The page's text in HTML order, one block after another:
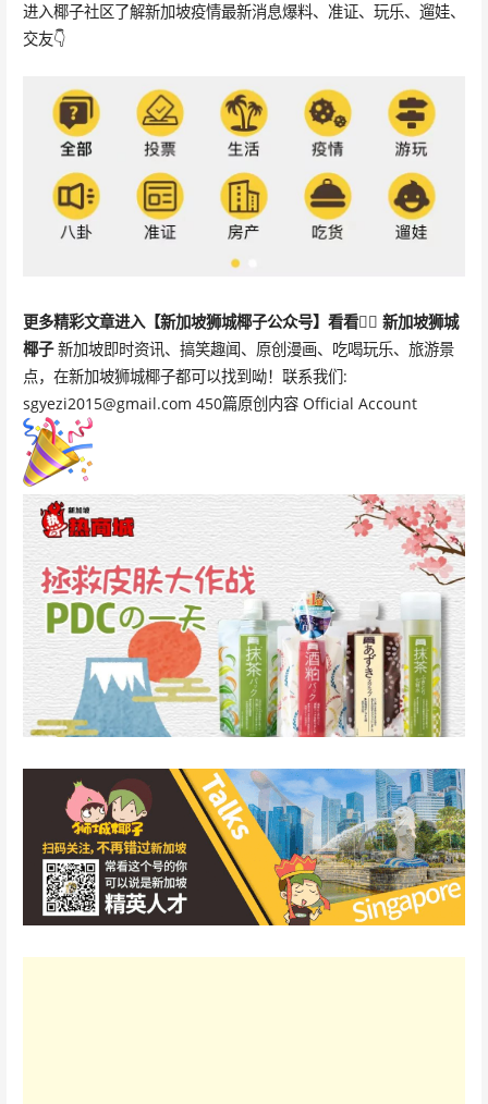
进入椰子社区了解新加坡疫情最新消息爆料、准证、玩乐、遛娃、
交友👇
更多精彩文章进入【新加坡狮城椰子公众号】看看👇🏻 新加坡狮城
椰子新加坡即时资讯、搞笑趣闻、原创漫画、吃喝玩乐、旅游景
点，在新加坡狮城椰子都可以找到呦！联系我们:
sgyezi2015@gmail.com 450篇原创内容 Official Account